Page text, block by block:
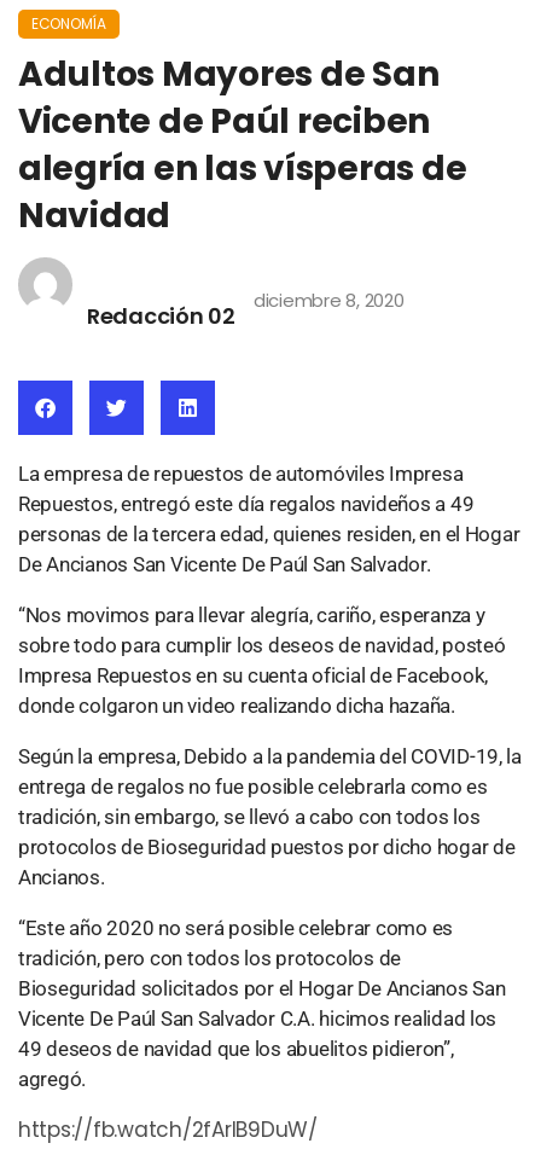
ECONOMÍA
Adultos Mayores de San
Vicente de Paúl reciben
alegría en las vísperas de
Navidad
Redacción 02
diciembre 8, 2020
La empresa de repuestos de automóviles Impresa
Repuestos, entregó este día regalos navideños a 49
personas de la tercera edad, quienes residen, en el Hogar
De Ancianos San Vicente De Paúl San Salvador.
“Nos movimos para llevar alegría, cariño, esperanza y
sobre todo para cumplir los deseos de navidad, posteó
Impresa Repuestos en su cuenta oficial de Facebook,
donde colgaron un video realizando dicha hazaña.
Según la empresa, Debido a la pandemia del COVID-19, la
entrega de regalos no fue posible celebrarla como es
tradición, sin embargo, se llevó a cabo con todos los
protocolos de Bioseguridad puestos por dicho hogar de
Ancianos.
“Este año 2020 no será posible celebrar como es
tradición, pero con todos los protocolos de
Bioseguridad solicitados por el Hogar De Ancianos San
Vicente De Paúl San Salvador C.A. hicimos realidad los
49 deseos de navidad que los abuelitos pidieron”,
agregó.
https://fb.watch/2fArlB9DuW/